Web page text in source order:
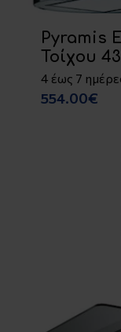
Pyramis
Τοίχου
4 έως 7
554.00€